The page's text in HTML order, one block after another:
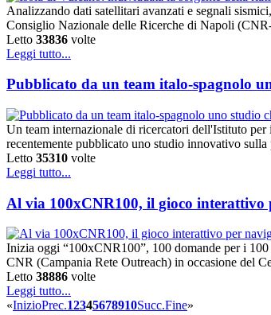
Analizzando dati satellitari avanzati e segnali
Consiglio Nazionale delle Ricerche di Napoli
Letto 33836 volte
Leggi tutto...
Pubblicato da un team italo-spagnolo
Un team internazionale di ricercatori dell'Istituto
recentemente pubblicato uno studio innovativo
Letto 35310 volte
Leggi tutto...
Al via 100xCNR100, il gioco interattivo
Inizia oggi “100xCNR100”, 100 domande per i
CNR (Campania Rete Outreach) in occasione del
Letto 38886 volte
Leggi tutto...
«InizioPrec.12345678910Succ.Fine»